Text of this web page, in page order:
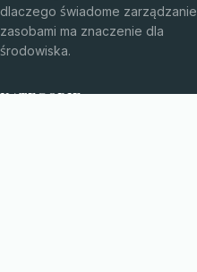
dlaczego świadome zarządzanie
zasobami ma znaczenie dla
środowiska.
KATEGORIE